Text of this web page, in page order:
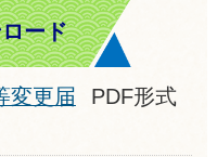
ード
変更届
PDF形式